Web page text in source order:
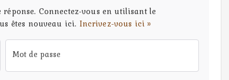
Connectez-vous en utilisant le
êtes nouveau ici. Incrivez-vous ici »
Mot de passe